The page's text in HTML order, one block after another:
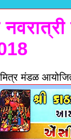
मित्र मंडळ